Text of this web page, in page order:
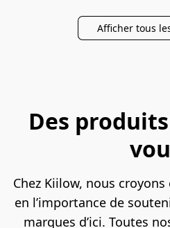
Afficher tous
Des
Chez Kiilow, nous
en l’importance de
marques d’ici. Toutes